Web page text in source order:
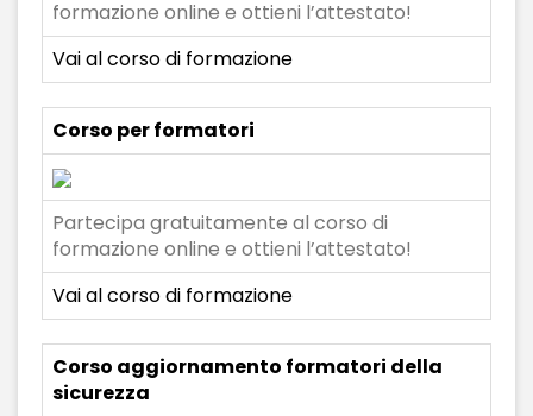
formazione online e ottieni l’attestato!
Vai al corso di formazione
Corso per formatori
Partecipa gratuitamente al corso di
formazione online e ottieni l’attestato!
Vai al corso di formazione
Corso aggiornamento formatori della
sicurezza